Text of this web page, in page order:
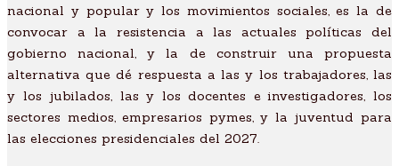
nacional y popular y los movimientos sociales, es la de
convocar a la resistencia a las actuales políticas del
gobierno nacional, y la de construir una propuesta
alternativa que dé respuesta a las y los trabajadores, las
y los jubilados, las y los docentes e investigadores, los
sectores medios, empresarios pymes, y la juventud para
las elecciones presidenciales del 2027.